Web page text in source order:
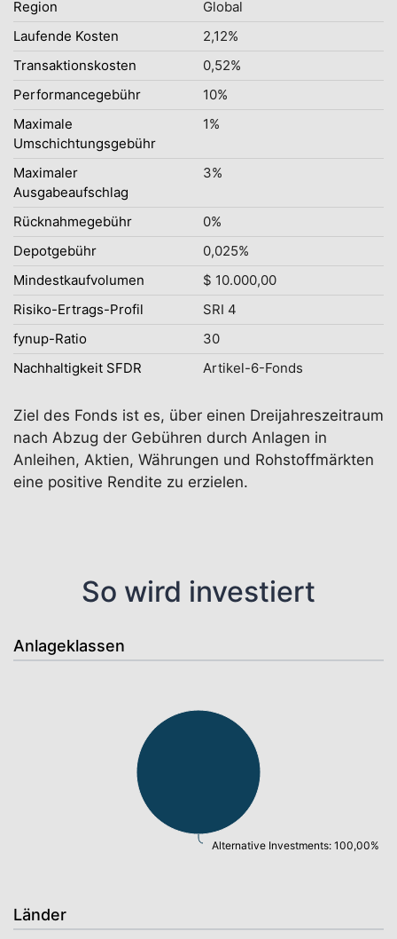
Region
Global
Laufende Kosten
2,12%
Transaktionskosten
0,52%
Performancegebühr
10%
Maximale
Umschichtungsgebühr
1%
Maximaler
Ausgabeaufschlag
3%
Rücknahmegebühr
0%
Depotgebühr
0,025%
Mindestkaufvolumen
$ 10.000,00
Risiko-Ertrags-Profil
SRI 4
fynup-Ratio
30
Nachhaltigkeit SFDR
Artikel-6-Fonds
Ziel des Fonds ist es, über einen Dreijahreszeitraum
nach Abzug der Gebühren durch Anlagen in
Anleihen, Aktien, Währungen und Rohstoffmärkten
eine positive Rendite zu erzielen.
So wird investiert
Anlageklassen
Alternative Investments: 100,00%
Länder